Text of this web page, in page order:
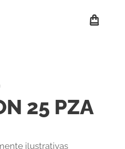
25 PZA
ilustrativas